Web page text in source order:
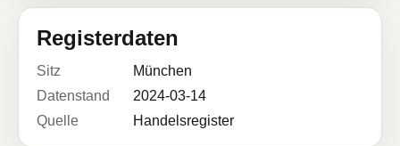
Registerdaten
Sitz
München
Datenstand
2024-03-14
Quelle
Handelsregister